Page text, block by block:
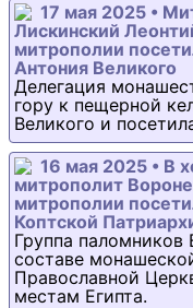
17 мая 2025 •
Лискинский
митрополии
Антония Великого
Делегация
гору к пещерной
Великого и
16 мая 2025 • В
митрополит
митрополии
Коптской
Группа
составе
Православной
местам Египта.